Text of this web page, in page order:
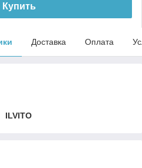
Купить
Доставка Оплата
ILVITO